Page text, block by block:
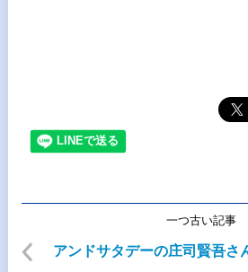
一つ古い記事
アンドサタデーの庄司賢吾さ